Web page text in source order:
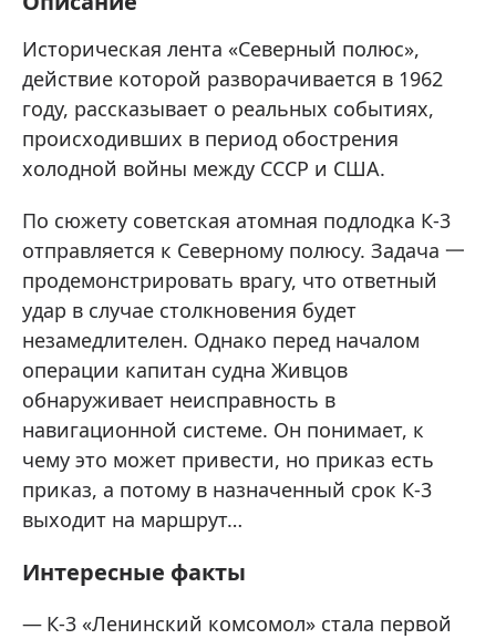
Историческая лента «Северный полюс»,
действие которой разворачивается в 1962
году, рассказывает о реальных событиях,
происходивших в период обострения
холодной войны между СССР и США.
По сюжету советская атомная подлодка К-3
отправляется к Северному полюсу. Задача 一
продемонстрировать врагу, что ответный
удар в случае столкновения будет
незамедлителен. Однако перед началом
операции капитан судна Живцов
обнаруживает неисправность в
навигационной системе. Он понимает, к
чему это может привести, но приказ есть
приказ, а потому в назначенный срок К-3
выходит на маршрут…
Интересные факты
К-3 «Ленинский комсомол» стала первой